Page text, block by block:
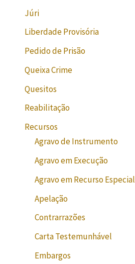
Júri
Liberdade Provisória
Pedido de Prisão
Queixa Crime
Quesitos
Reabilitação
Recursos
Agravo de Instrumento
Agravo em Execução
Agravo em Recurso Especial
Apelação
Contrarrazões
Carta Testemunhável
Embargos